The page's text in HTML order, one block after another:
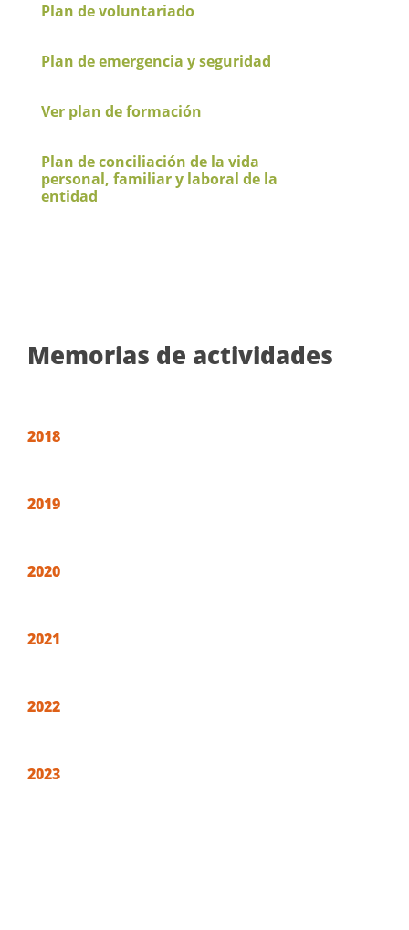
Plan de voluntariado
Plan de emergencia y seguridad
Ver plan de formación
Plan de conciliación de la vida
personal, familiar y laboral de la
entidad
Memorias de actividades
2018
2019
2020
2021
2022
2023